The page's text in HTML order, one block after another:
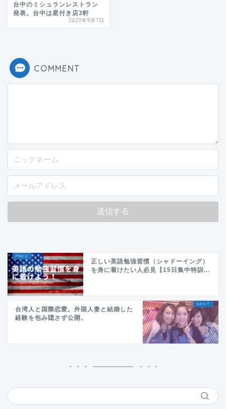
台中のミシュランレストラン
発表。台中は星付き店3軒
2020年9月7日
COMMENT
正しい英語勉強習慣（シャドーイング）
を身に着けたい人必見【15日集中特訓...
台湾人と国際恋愛。外国人妻と結婚した
経験を包み隠さず公開。